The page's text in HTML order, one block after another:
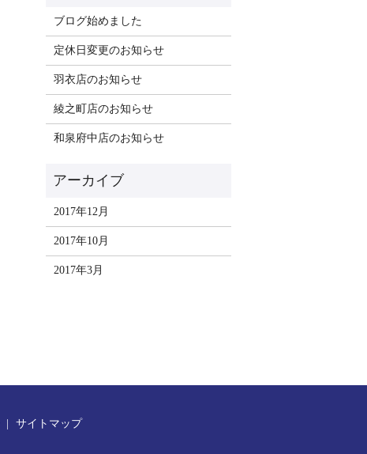
ブログ始めました
定休日変更のお知らせ
羽衣店のお知らせ
綾之町店のお知らせ
和泉府中店のお知らせ
2017年12月
2017年10月
2017年3月
サイトマップ